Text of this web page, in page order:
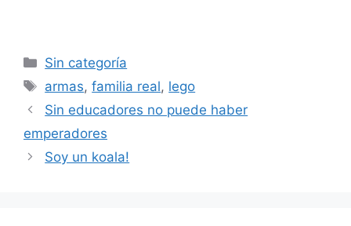
Categorías
Sin categoría
Etiquetas
armas,familia real, lego
Sin educadores no puede haber
emperadores
Soy un koala!